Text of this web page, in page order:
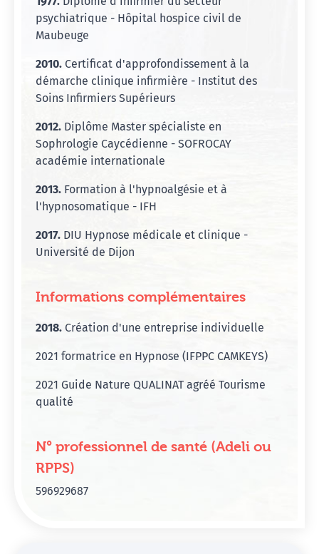
psychiatrique - Hôpital hospice civil de
Maubeuge
2010. Certificat d'approfondissement à la
démarche clinique infirmière - Institut des
Soins Infirmiers Supérieurs
2012. Diplôme Master spécialiste en
Sophrologie Caycédienne - SOFROCAY
académie internationale
2013. Formation à l'hypnoalgésie et à
l'hypnosomatique - IFH
2017. DIU Hypnose médicale et clinique -
Université de Dijon
Informations complémentaires
2018. Création d'une entreprise individuelle
2021 formatrice en Hypnose (IFPPC CAMKEYS)
2021 Guide Nature QUALINAT agréé Tourisme
qualité
N° professionnel de santé (Adeli ou
RPPS)
596929687